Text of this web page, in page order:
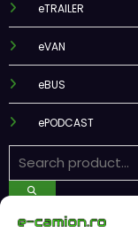
eTRAILER
eVAN
eBUS
ePODCAST
Recent Posts